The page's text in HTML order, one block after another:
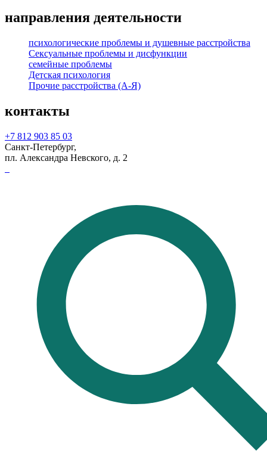
направления деятельности
психологические проблемы и душевные расстройства
Сексуальные проблемы и дисфункции
семейные проблемы
Детская психология
Прочие расстройства (А-Я)
контакты
+7 812 903 85 03
Санкт-Петербург,
пл. Александра Невского, д. 2